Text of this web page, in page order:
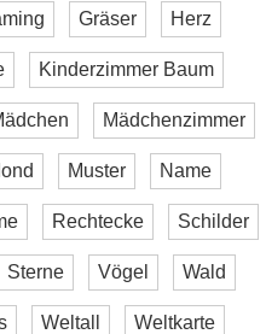
Gräser Herz
Kinderzimmer Baum
Mädchenzimmer
Muster Name
Rechtecke Schilder
Sterne Vögel Wald
Weltall Weltkarte